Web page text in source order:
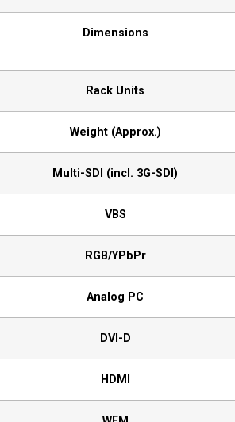
Dimensions
Rack Units
Weight (Approx.)
Multi-SDI (incl. 3G-SDI)
VBS
RGB/YPbPr
Analog PC
DVI-D
HDMI